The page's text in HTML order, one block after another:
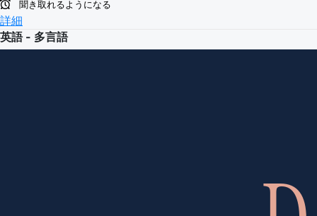
聞き取れるようになる
詳細
英語 - 多言語